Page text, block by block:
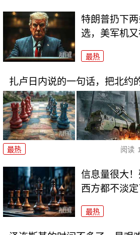
特朗普扔下
选，美军机
最热
扎卢日内说的一句话，把北约
最热 阅读
信息量很大
西方都不淡定
最热